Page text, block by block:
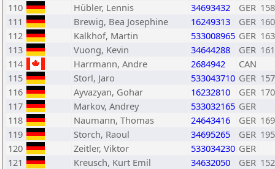
110
Hübler, Lennis 34693432 GER
111
Brewig, Bea Josephine 16249313 GER
112
Kalkhof, Martin 533008965 GER
113
Vuong, Kevin 34644288 GER
114
Harrmann, Andre 2684942
CAN
115
Storl, Jaro 533043710 GER
116
Ayvazyan, Gohar 16232810 GER
117
Markov, Andrey 533032165 GER
118
Naumann, Thomas 24643416 GER
119
Storch, Raoul 34695265 GER
120
Zeitler, Viktor 533034230 GER
121
Kreusch, Kurt Emil 34632050 GER